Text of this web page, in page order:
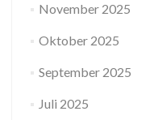
November 2025
Oktober 2025
September 2025
Juli 2025